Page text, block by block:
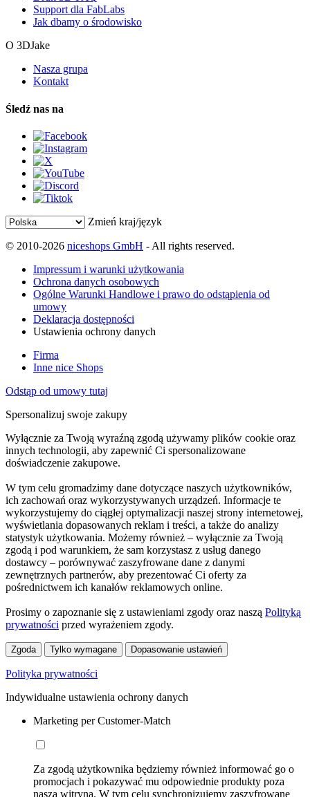
Support dla FabLabs
Jak dbamy o środowisko
O 3DJake
Nasza grupa
Kontakt
Śledź nas na
Zmień kraj/język
© 2010-2026 niceshops GmbH - All rights reserved.
Impressum i warunki użytkowania
Ochrona danych osobowych
Ogólne Warunki Handlowe i prawo do odstąpienia od
umowy
Deklaracja dostępności
Ustawienia ochrony danych
Firma
Inne nice Shops
Odstąp od umowy tutaj
Spersonalizuj swoje zakupy
Wyłącznie za Twoją wyraźną zgodą używamy plików cookie oraz
innych technologii, aby zapewnić Ci spersonalizowane
doświadczenie zakupowe.
W tym celu gromadzimy dane dotyczące naszych użytkowników,
ich zachowań oraz wykorzystywanych urządzeń. Informacje te
wykorzystujemy do ciągłej optymalizacji naszej strony internetowej,
wyświetlania dopasowanych reklam i treści, a także do analizy
statystyk użytkowania. Możemy również – wyłącznie za Twoją
zgodą i pod warunkiem, że sam korzystasz z usług danego
dostawcy – porównywać zaszyfrowane dane z danymi
zewnętrznych partnerów, aby prezentować Ci oferty za
pośrednictwem ich kanałów reklamowych online.
Prosimy o zapoznanie się z ustawieniami zgody oraz naszą Polityką
prywatności przed wyrażeniem zgody.
Zgoda Tylko wymagane Dopasowanie ustawień
Polityka prywatności
Indywidualne ustawienia ochrony danych
Marketing per Customer-Match
Za zgodą użytkownika będziemy również informować go o
promocjach i pokazywać mu odpowiednie produkty poza
naszą witryną. W tym celu synchronizujemy zaszyfrowane